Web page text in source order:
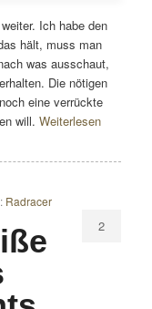
Ich habe den
hält, muss man
was ausschaut,
Die nötigen
eine verrückte
will.Weiterlesen
Radracer
2